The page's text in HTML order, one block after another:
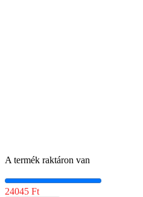
A termék raktáron van
24045 Ft